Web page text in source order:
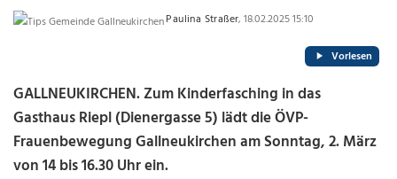
Paulina Straßer, 18.02.2025 15:10
Vorlesen
GALLNEUKIRCHEN. Zum Kinderfasching in das
Gasthaus Riepl (Dienergasse 5) lädt die ÖVP-
Frauenbewegung Gallneukirchen am Sonntag, 2. März
von 14 bis 16.30 Uhr ein.